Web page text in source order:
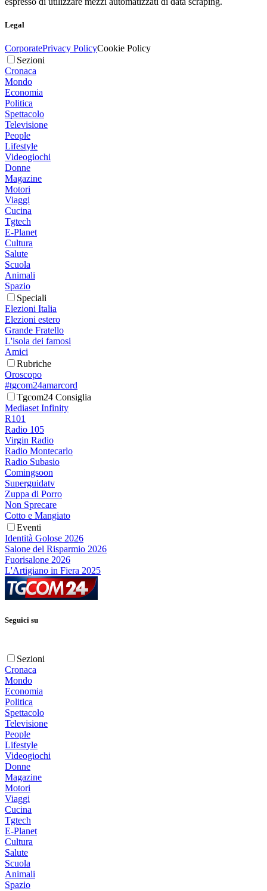
Legal
CorporatePrivacy PolicyCookie Policy
Sezioni
Cronaca
Mondo
Economia
Politica
Spettacolo
Televisione
People
Lifestyle
Videogiochi
Donne
Magazine
Motori
Viaggi
Cucina
Tgtech
E-Planet
Cultura
Salute
Scuola
Animali
Spazio
Speciali
Elezioni Italia
Elezioni estero
Grande Fratello
L'isola dei famosi
Amici
Rubriche
Oroscopo
#tgcom24amarcord
Tgcom24 Consiglia
Mediaset Infinity
R101
Radio 105
Virgin Radio
Radio Montecarlo
Radio Subasio
Comingsoon
Superguidatv
Zuppa di Porro
Non Sprecare
Cotto e Mangiato
Eventi
Identità Golose 2026
Salone del Risparmio 2026
Fuorisalone 2026
L'Artigiano in Fiera 2025
Seguici su
Sezioni
Cronaca
Mondo
Economia
Politica
Spettacolo
Televisione
People
Lifestyle
Videogiochi
Donne
Magazine
Motori
Viaggi
Cucina
Tgtech
E-Planet
Cultura
Salute
Scuola
Animali
Spazio